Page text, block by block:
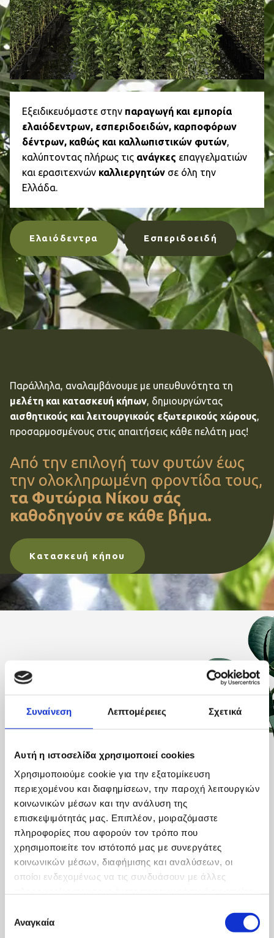
Συναίνεση Λεπτομέρειες Σχετικά
Αυτή η ιστοσελίδα χρησιμοποιεί cookies
Χρησιμοποιούμε cookie για την εξατομίκευση
περιεχομένου και διαφημίσεων, την παροχή λειτουργιών
κοινωνικών μέσων και την ανάλυση της
επισκεψιμότητάς μας. Επιπλέον, μοιραζόμαστε
πληροφορίες που αφορούν τον τρόπο που
χρησιμοποιείτε τον ιστότοπό μας με συνεργάτες
κοινωνικών μέσων, διαφήμισης και αναλύσεων, οι
οποίοι ενδεχομένως να τις συνδυάσουν με άλλες
των υπηρεσιών τους.
συγκατάθεσης
Αναγκαία
Εξειδικευόμαστε στην παραγωγή και εμπορία
ελαιόδεντρων, εσπεριδοειδών, καρποφόρων
δέντρων, καθώς και καλλωπιστικών φυτών,
καλύπτοντας πλήρως τις ανάγκες επαγγελματιών
και ερασιτεχνών καλλιεργητών σε όλη την
Ελλάδα.
Eλαιόδεντρα Εσπεριδοειδή
Παράλληλα, αναλαμβάνουμε με υπευθυνότητα τη
μελέτη και κατασκευή κήπων, δημιουργώντας
αισθητικούς και λειτουργικούς εξωτερικούς χώρους,
προσαρμοσμένους στις απαιτήσεις κάθε πελάτη μας!
Από την επιλογή των φυτών έως
την ολοκληρωμένη φροντίδα τους,
τα Φυτώρια Νίκου σάς
καθοδηγούν σε κάθε βήμα.
Kατασκευή κήπου
Στον χώρο μας θα βρείτε, επίσης,
όλα τα
εργαλεία και συστήματα ποτίσματος,
δημιουργήσετε το ιδανικό φυσικό
περιβάλλονστο σπίτι ή την επιχείρησή σας.